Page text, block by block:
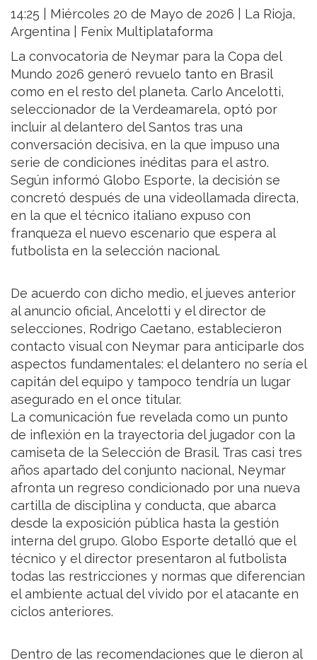
14:25 | Miércoles 20 de Mayo de 2026 | La Rioja,
Argentina | Fenix Multiplataforma
La convocatoria de Neymar para la Copa del
Mundo 2026 generó revuelo tanto en Brasil
como en el resto del planeta. Carlo Ancelotti,
seleccionador de la Verdeamarela, optó por
incluir al delantero del Santos tras una
conversación decisiva, en la que impuso una
serie de condiciones inéditas para el astro.
Según informó Globo Esporte, la decisión se
concretó después de una videollamada directa,
en la que el técnico italiano expuso con
franqueza el nuevo escenario que espera al
futbolista en la selección nacional.
De acuerdo con dicho medio, el jueves anterior
al anuncio oficial, Ancelotti y el director de
selecciones, Rodrigo Caetano, establecieron
contacto visual con Neymar para anticiparle dos
aspectos fundamentales: el delantero no sería el
capitán del equipo y tampoco tendría un lugar
asegurado en el once titular.
La comunicación fue revelada como un punto
de inflexión en la trayectoria del jugador con la
camiseta de la Selección de Brasil. Tras casi tres
años apartado del conjunto nacional, Neymar
afronta un regreso condicionado por una nueva
cartilla de disciplina y conducta, que abarca
desde la exposición pública hasta la gestión
interna del grupo. Globo Esporte detalló que el
técnico y el director presentaron al futbolista
todas las restricciones y normas que diferencian
el ambiente actual del vivido por el atacante en
ciclos anteriores.
Dentro de las recomendaciones que le dieron al